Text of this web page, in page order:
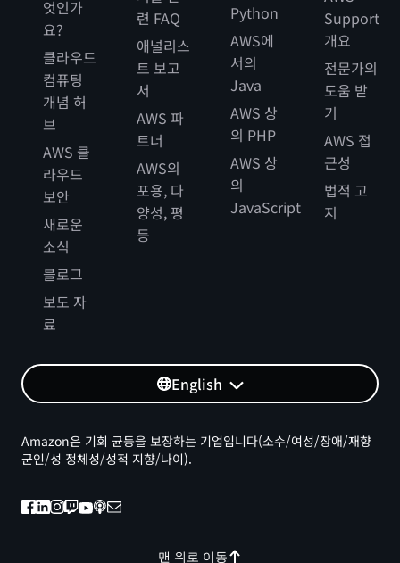
엇인가
요?
클라우드
컴퓨팅
개념 허
브
AWS 클
라우드
보안
새로운
소식
블로그
보도 자
료
련 FAQ
애널리스
트 보고
서
AWS 파
트너
AWS의
포용, 다
양성, 평
등
Python
AWS에
서의
Java
AWS 상
의 PHP
AWS 상
의
JavaScript
Support
개요
전문가의
도움 받
기
AWS 접
근성
법적 고
지
English
맨 위로 이동
Amazon은 기회 균등을 보장하는 기업입니다(소수/여성/장애/재향
군인/성 정체성/성적 지향/나이).